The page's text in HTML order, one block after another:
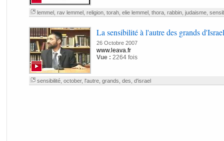
lemmel, rav lemmel, religion, torah, elie lemmel, thora, rabbin, judaisme,
La sensibilité à l'autre des grands d'Israel
26 Octobre 2007
www.leava.fr
Vue : 2264 fois
sensibilité, october, l'autre, grands des d'israel